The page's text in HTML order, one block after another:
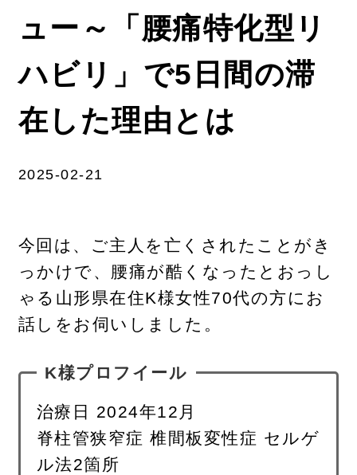
ュー～「腰痛特化型リ
ハビリ」で5日間の滞
在した理由とは
2025-02-21
今回は、ご主人を亡くされたことがき
っかけで、腰痛が酷くなったとおっし
ゃる山形県在住K様女性70代の方にお
話しをお伺いしました。
K様プロフイール
治療日 2024年12月
脊柱管狭窄症 椎間板変性症 セルゲ
ル法2箇所